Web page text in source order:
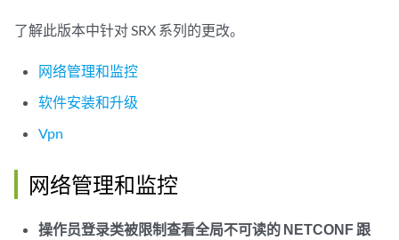
了解此版本中针对 SRX 系列的更改。
网络管理和监控
软件安装和升级
Vpn
网络管理和监控
操作员登录类被限制查看全局不可读的 NETCONF 跟